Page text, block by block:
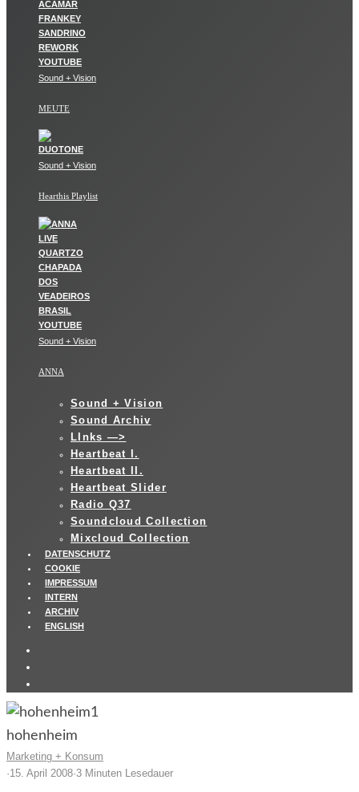
Sound + Vision
MEUTE
Sound + Vision
Hearthis Playlist
Sound + Vision
ANNA
Sound + Vision
Sound Archiv
LInks —>
Heartbeat I.
Heartbeat II.
Heartbeat Slider
Radio Q37
Soundcloud Collection
Mixcloud Collection
DATENSCHUTZ
COOKIE
IMPRESSUM
INTERN
ARCHIV
ENGLISH
hohenheim
Marketing + Konsum
·15. April 2008·3 Minuten Lesedauer